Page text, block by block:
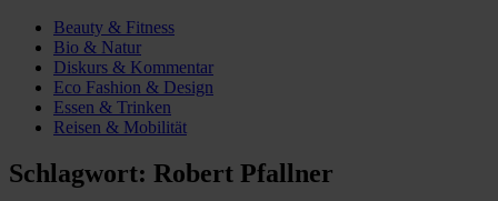
Beauty & Fitness
Bio & Natur
Diskurs & Kommentar
Eco Fashion & Design
Essen & Trinken
Reisen & Mobilität
Schlagwort: Robert Pfallner